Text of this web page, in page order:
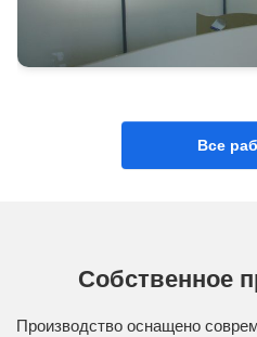
Все
Собственное
Производство оснащено